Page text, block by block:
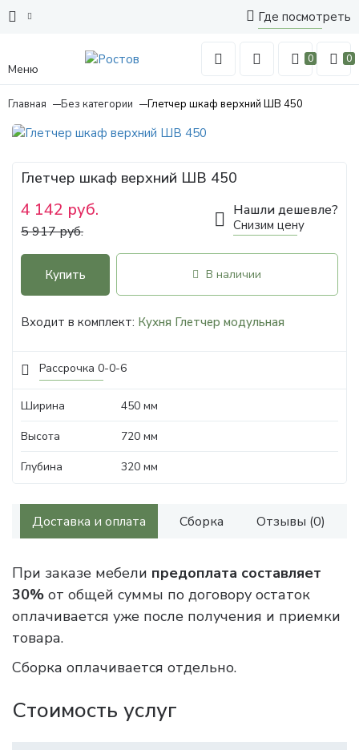
Где посмотреть
Меню
0 0
Главная Без категории Глетчер шкаф верхний ШВ 450
Рассрочка 0-0-6
Глетчер шкаф верхний ШВ 450
4 142 руб.
5 917 руб.
Нашли дешевле?
Снизим цену
Купить В наличии
Входит в комплект: Кухня Глетчер модульная
Ширина
450 мм
Высота
720 мм
Глубина
320 мм
Доставка и оплата Сборка Отзывы (0)
При заказе мебели предоплата составляет
30% от общей суммы по договору остаток
оплачивается уже после получения и приемки
товара.
Сборка оплачивается отдельно.
Стоимость услуг